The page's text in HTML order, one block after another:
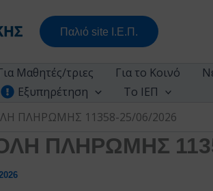
Παλιό site Ι.Ε.Π.
Μαθητές/τριες Για το Κοινό
Εξυπηρέτηση
Το ΙΕΠ
ΠΛΗΡΩΜΗΣ 11358-25/06/2026
ΠΛΗΡΩΜΗΣ